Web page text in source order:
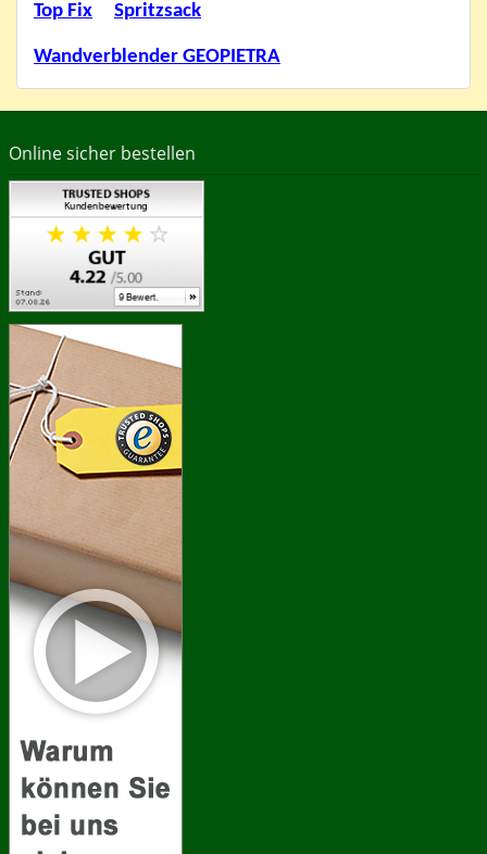
Top Fix
Spritzsack
Wandverblender GEOPIETRA
Online sicher bestellen